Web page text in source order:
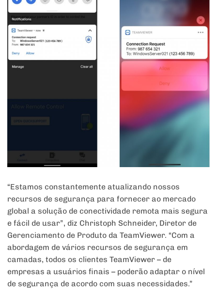
“Estamos constantemente atualizando nossos
recursos de segurança para fornecer ao mercado
global a solução de conectividade remota mais segura
e fácil de usar”, diz Christoph Schneider, Diretor de
Gerenciamento de Produto da TeamViewer. “Com a
abordagem de vários recursos de segurança em
camadas, todos os clientes TeamViewer – de
empresas a usuários finais – poderão adaptar o nível
de segurança de acordo com suas necessidades.”